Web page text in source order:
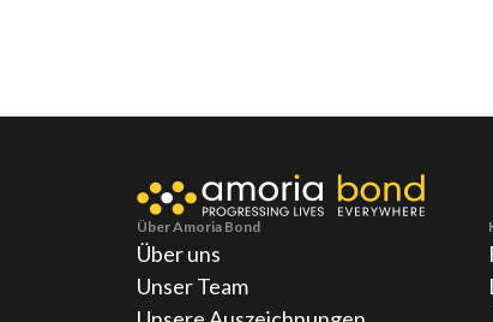
Über Amoria Bond
Über uns
Unser Team